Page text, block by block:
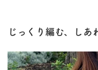
じっくり編む、しあ